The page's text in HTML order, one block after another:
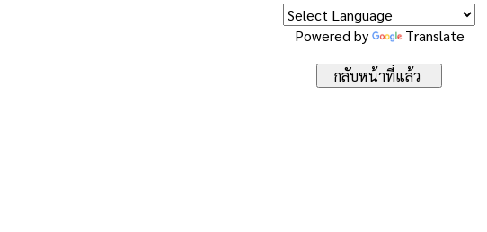
Powered by Translate